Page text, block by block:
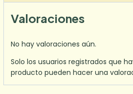
Valoraciones
No hay valoraciones aún.
Solo los usuarios registrados que
producto pueden hacer una